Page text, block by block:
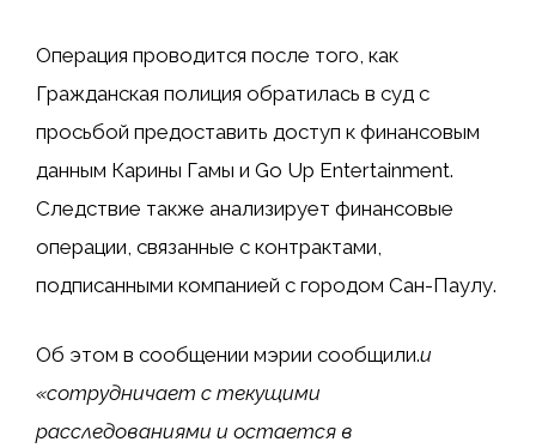
Операция проводится после того, как
Гражданская полиция обратилась в суд с
просьбой предоставить доступ к финансовым
данным Карины Гамы и Go Up Entertainment.
Следствие также анализирует финансовые
операции, связанные с контрактами,
подписанными компанией с городом Сан-Паулу.
Об этом в сообщении мэрии сообщили.и
«сотрудничает с текущими
расследованиями и остается в